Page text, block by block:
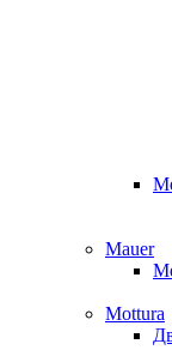
Mauer
Mottura